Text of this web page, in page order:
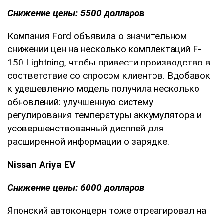
Снижение цены: 5500 долларов
Компания Ford объявила о значительном
снижении цен на несколько комплектаций F-
150 Lightning, чтобы привести производство в
соответствие со спросом клиентов. Вдобавок
к удешевлению модель получила несколько
обновлений: улучшенную систему
регулирования температуры аккумулятора и
усовершенствованный дисплей для
расширенной информации о зарядке.
Nissan Ariya EV
Снижение цены: 6000 долларов
Японский автоконцерн тоже отреагировал на